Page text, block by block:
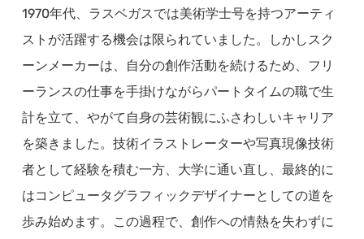
1970年代、ラスベガスでは美術学士号を持つアーティ
ストが活躍する機会は限られていました。しかしスク
ーンメーカーは、自分の創作活動を続けるため、フリ
ーランスの仕事を手掛けながらパートタイムの職で生
計を立て、やがて自身の芸術観にふさわしいキャリア
を築きました。技術イラストレーターや写真現像技術
者として経験を積む一方、大学に通い直し、最終的に
はコンピュータグラフィックデザイナーとしての道を
歩み始めます。この過程で、創作への情熱を失わずに